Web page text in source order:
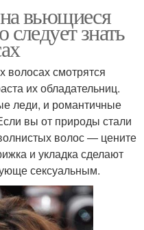
вьющиеся
знать
волосах смотрятся
их обладательниц.
леди, и романтичные
вы от природы стали
волос — цените
и укладка сделают
сексуальным.